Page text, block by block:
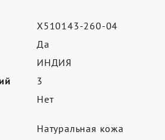
X510143-260-04
Да
ИНДИЯ
3
Нет
Натуральная кожа